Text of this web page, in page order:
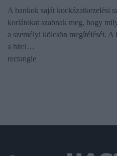
A bankok saját kockázatkezelési
korlátokat szabnak meg, hogy
a személyi kölcsön megítélését.
a hitel…
rectangle